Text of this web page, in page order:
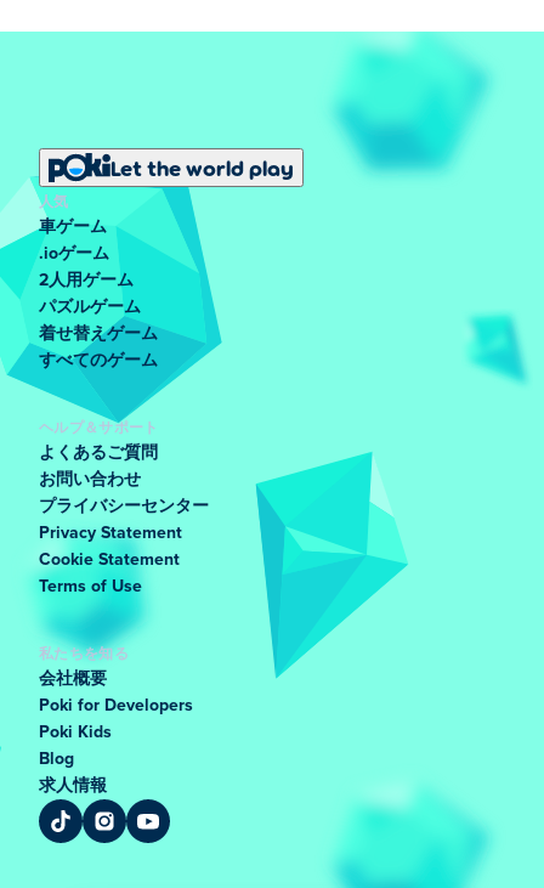
Let the world play
人気
車ゲーム
.ioゲーム
2人用ゲーム
パズルゲーム
着せ替えゲーム
すべてのゲーム
ヘルプ＆サポート
よくあるご質問
お問い合わせ
プライバシーセンター
Privacy Statement
Cookie Statement
Terms of Use
私たちを知る
会社概要
Poki for Developers
Poki Kids
Blog
求人情報